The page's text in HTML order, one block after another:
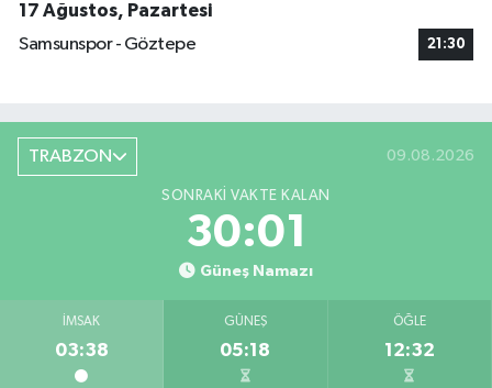
17 Ağustos, Pazartesi
Samsunspor - Göztepe
21:30
TRABZON 09.08.2026
SONRAKI VAKTE KALAN
30:00
Güneş Namazı
İMSAK
03:38
GÜNEŞ
05:18
ÖĞLE
12:32